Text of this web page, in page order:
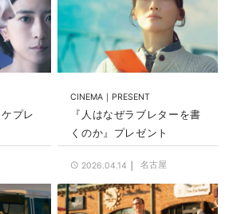
プレ
CINEMA PRESENT
『人はなぜラブレターを書
くのか』プレゼント
2026.04.14 名古屋